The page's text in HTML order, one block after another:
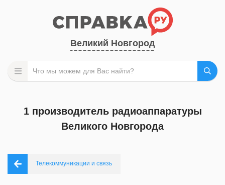
Великий Новгород
1 производитель радиоаппаратуры
Великого Новгорода
Телекоммуникации и связь